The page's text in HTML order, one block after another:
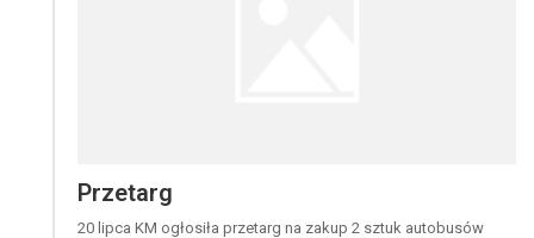
Przetarg
20 lipca KM ogłosiła przetarg na zakup 2 sztuk autobusów